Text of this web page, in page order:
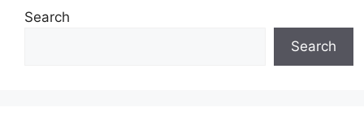
Search
Search